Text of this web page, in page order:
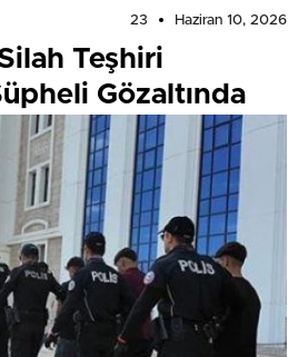
23 Haziran 10, 2026
Teşhiri
Gözaltında